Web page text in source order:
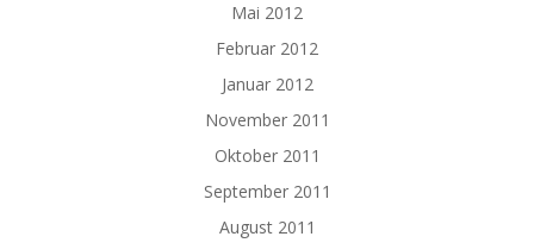
Mai 2012
Februar 2012
Januar 2012
November 2011
Oktober 2011
September 2011
August 2011